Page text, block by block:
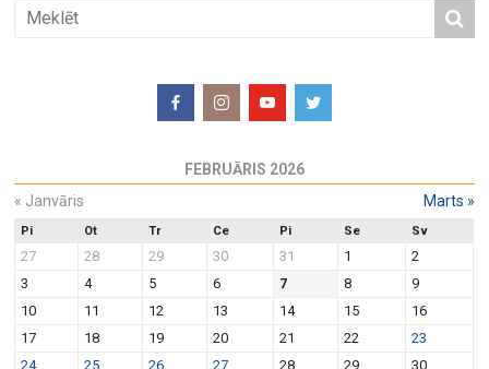
FEBRUĀRIS 2026
« Janvāris Marts »
Pi Ot Tr Ce Pi Se Sv
27 28 29 30 31 1
2
3
4 5 6 7 8
9
10
11 12 13 14 15
16
17
18 19 20 21 22
23
24
25 26 27 28 29
30